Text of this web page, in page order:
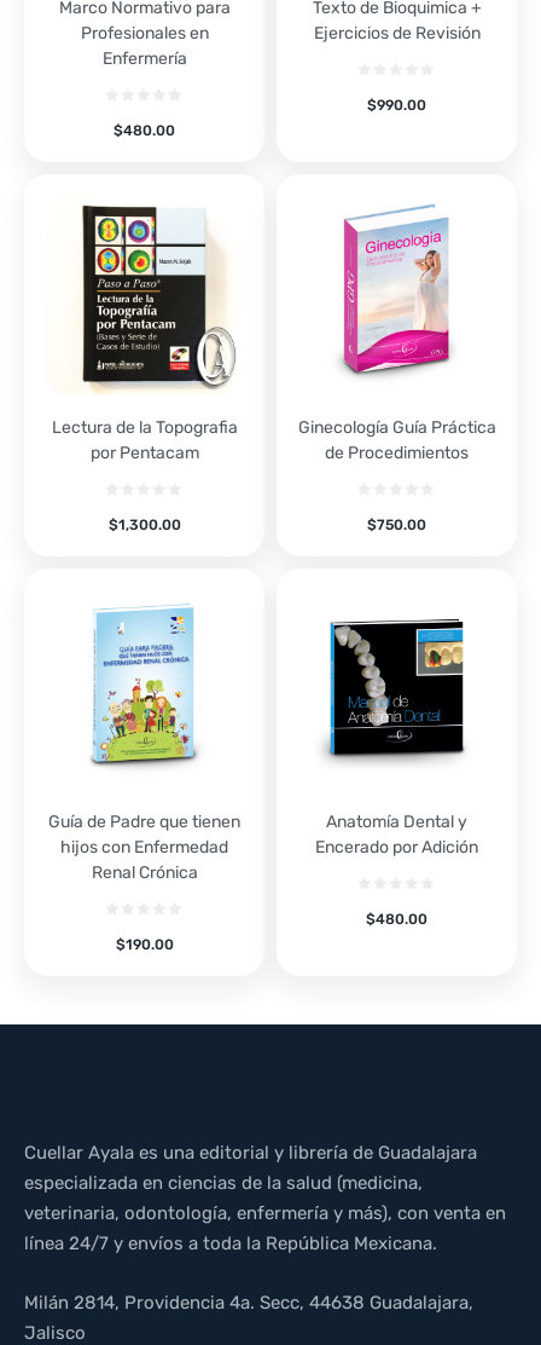
Marco Normativo para
Profesionales en
Enfermería
$480.00
Texto de Bioquimica +
Ejercicios de Revisión
$990.00
Lectura de la Topografia
por Pentacam
$1,300.00
Ginecología Guía Práctica
de Procedimientos
$750.00
Guía de Padre que tienen
hijos con Enfermedad
Renal Crónica
$190.00
Anatomía Dental y
Encerado por Adición
$480.00
Cuellar Ayala es una editorial y librería de Guadalajara
especializada en ciencias de la salud (medicina,
veterinaria, odontología, enfermería y más), con venta en
línea 24/7 y envíos a toda la República Mexicana.
Milán 2814, Providencia 4a. Secc, 44638 Guadalajara,
Jalisco